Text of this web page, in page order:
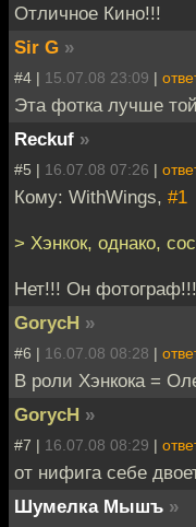
Отличное Кино!!!
Sir G »
#4 | 15.07.08 23:09 |
Эта фотка лучше
Reckuf »
#5 | 16.07.08 07:26 |
Кому: WithWings, #1
> Хэнкок, однако,
Нет!!! Он фотограф!!!
GorycH »
#6 | 16.07.08 08:28 |
В роли Хэнкока =
GorycH »
#7 | 16.07.08 08:29 |
от нифига себе
Шумелка Мышъ »